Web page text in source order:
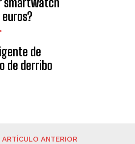
de
de derribo
ARTÍCULO ANTERIOR